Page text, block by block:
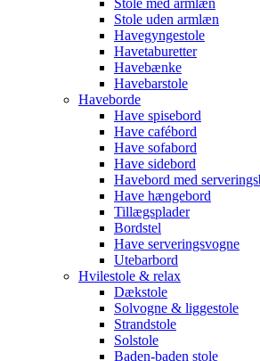
Stole med armlæn
Stole uden armlæn
Havegyngestole
Havetaburetter
Havebænke
Havebarstole
Haveborde
Have spisebord
Have cafébord
Have sofabord
Have sidebord
Havebord med
Have hængebord
Tillægsplader
Bordstel
Have serveringsvogne
Utebarbord
Hvilestole & relax
Dækstole
Solvogne & liggestole
Strandstole
Solstole
Baden-baden stole